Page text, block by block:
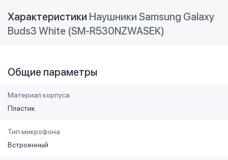
Характеристики Наушники Samsung Galaxy
Buds3 White (SM-R530NZWASEK)
Общие параметры
Материал корпуса
Пластик
Тип микрофона
Встроенный